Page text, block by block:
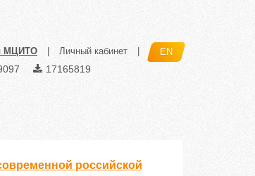
МЦИТО Личный кабинет EN
17165819
российской